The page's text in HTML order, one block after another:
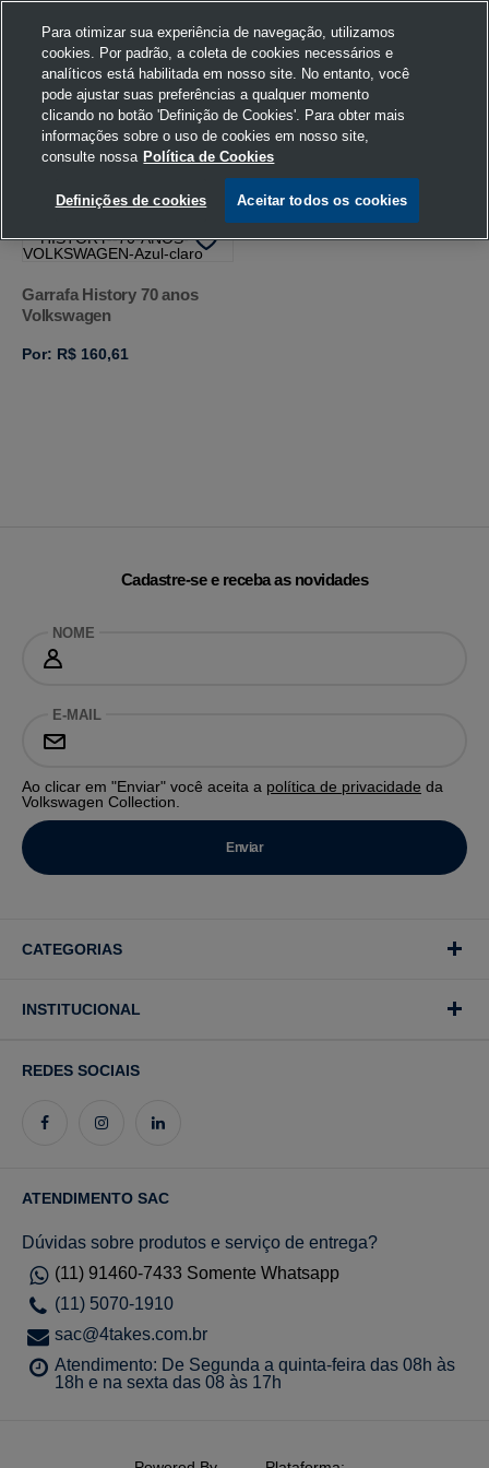
Home Busca
FILTRAR
Garrafa History 70 anos
Volkswagen
Por: R$ 160,61
Cadastre-se e receba as novidades
NOME
E-MAIL
Ao clicar em "Enviar" você aceita a política de privacidade da
Volkswagen Collection.
CATEGORIAS
INSTITUCIONAL
REDES SOCIAIS
ATENDIMENTO SAC
Dúvidas sobre produtos e serviço de entrega?
(11) 91460-7433 Somente Whatsapp
(11) 5070-1910
sac@4takes.com.br
Atendimento: De Segunda a quinta-feira das 08h às
18h e na sexta das 08 às 17h
Para otimizar sua experiência de navegação, utilizamos
cookies. Por padrão, a coleta de cookies necessários e
analíticos está habilitada em nosso site. No entanto, você
pode ajustar suas preferências a qualquer momento
clicando no botão 'Definição de Cookies'. Para obter mais
informações sobre o uso de cookies em nosso site,
consulte nossa Política de Cookies
Definições de cookies Aceitar todos os cookies